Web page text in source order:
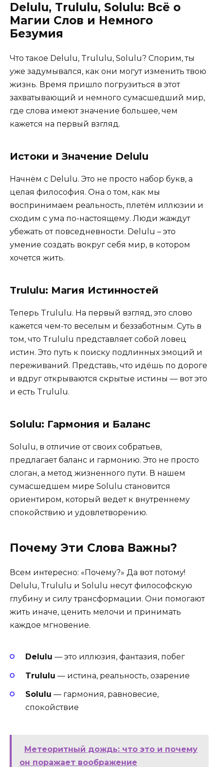
Delulu, Trululu, Solulu: Всё о
Магии Слов и Немного
Безумия
Что такое Delulu, Trululu, Solulu? Спорим, ты
уже задумывался, как они могут изменить твою
жизнь. Время пришло погрузиться в этот
захватывающий и немного сумасшедший мир,
где слова имеют значение большее, чем
кажется на первый взгляд.
Истоки и Значение Delulu
Начнём с Delulu. Это не просто набор букв, а
целая философия. Она о том, как мы
воспринимаем реальность, плетём иллюзии и
сходим с ума по-настоящему. Люди жаждут
убежать от повседневности. Delulu – это
умение создать вокруг себя мир, в котором
хочется жить.
Trululu: Магия Истинностей
Теперь Trululu. На первый взгляд, это слово
кажется чем-то веселым и беззаботным. Суть в
том, что Trululu представляет собой ловец
истин. Это путь к поиску подлинных эмоций и
переживаний. Представь, что идёшь по дороге
и вдруг открываются скрытые истины — вот это
и есть Trululu.
Solulu: Гармония и Баланс
Solulu, в отличие от своих собратьев,
предлагает баланс и гармонию. Это не просто
слоган, а метод жизненного пути. В нашем
сумасшедшем мире Solulu становится
ориентиром, который ведет к внутреннему
спокойствию и удовлетворению.
Почему Эти Слова Важны?
Всем интересно: «Почему?» Да вот потому!
Delulu, Trululu и Solulu несут философскую
глубину и силу трансформации. Они помогают
жить иначе, ценить мелочи и принимать
каждое мгновение.
Delulu — это иллюзия, фантазия, побег
Trululu — истина, реальность, озарение
Solulu — гармония, равновесие,
спокойствие
Метеоритный дождь: что это и почему
он поражает воображение